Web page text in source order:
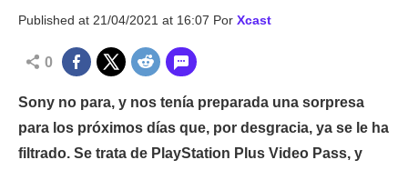
Published at 21/04/2021 at 16:07 Por Xcast
0
Sony no para, y nos tenía preparada una sorpresa
para los próximos días que, por desgracia, ya se le ha
filtrado. Se trata de PlayStation Plus Video Pass, y